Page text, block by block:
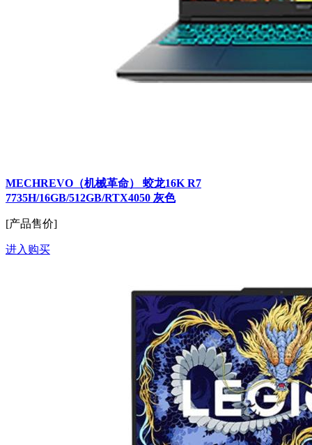
MECHREVO（机械革命） 蛟龙16K R7
7735H/16GB/512GB/RTX4050 灰色
[产品售价]
进入购买